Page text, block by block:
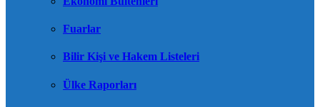
Fuarlar
Bilir Kişi ve Hakem Listeleri
Ülke Raporları